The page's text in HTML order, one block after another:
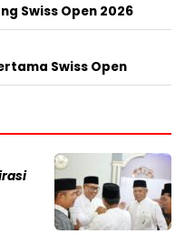
Swiss Open 2026
Swiss Open